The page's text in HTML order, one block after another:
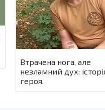
Втрачена нога, але
незламний дух:
героя.